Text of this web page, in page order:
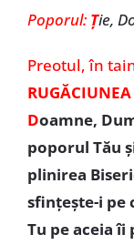
Poporul: Ţie,
Preotul, în
Doamne,
poporul Tău
plinirea
sfinţeşte-i pe
Tu pe aceia îi